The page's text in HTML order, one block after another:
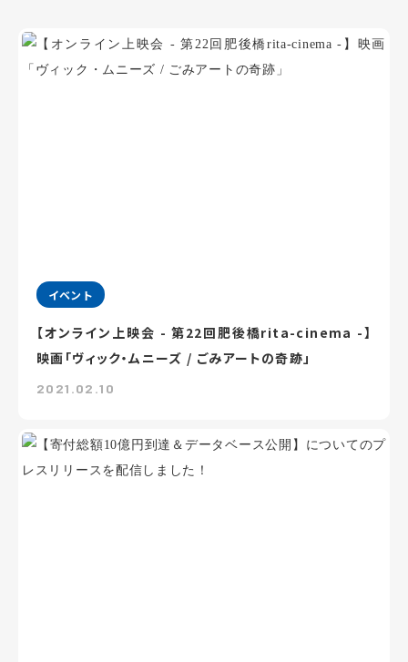
イベント
【オンライン上映会 - 第22回肥後橋rita-cinema -】
映画「ヴィック・ムニーズ / ごみアートの奇跡」
2021.02.10